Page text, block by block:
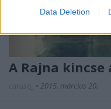
Data Deletion
A Rajna kincse
caruso_ • 2015. március 20.